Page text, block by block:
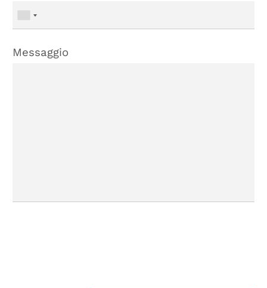
Messaggio